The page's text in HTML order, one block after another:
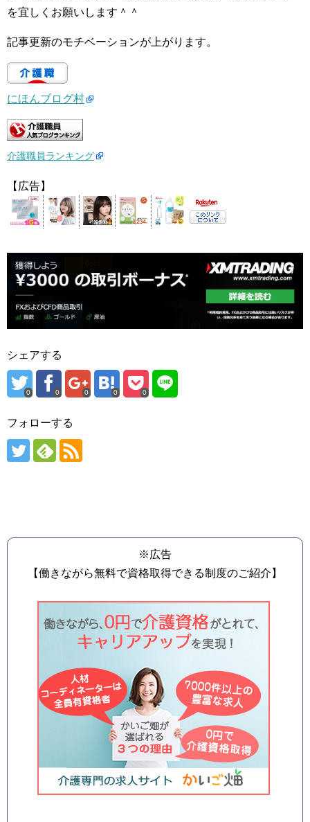
を宜しくお願いします＾＾
記事更新のモチベーションが上がります。
にほんブログ村
介護職員ランキング
【広告】
シェアする
0 0 0 0 0
フォローする
※広告
【働きながら無料で資格取得できる制度のご紹介】